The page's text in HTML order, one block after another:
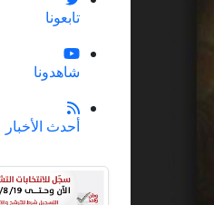
تابعونا
شاهدونا
أحدث الأخبار